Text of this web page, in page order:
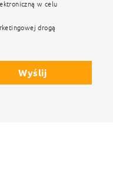
w celu
drogą
Wyślij